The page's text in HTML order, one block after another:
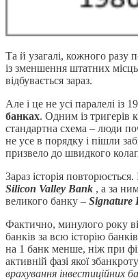
Та й узагалі, кожного разу
із зменшення штатних
відбувається зараз.
Але і це не усі паралелі із
банках. Одним із тригерів
стандартна схема – люди
не усе в порядку і пішли
призвело до швидкого
Зараз історія
Silicon Valley Bank , а за
великого банку – Signature
Фактично, минулого року
банків за всю історію
на 1 банк менше, ніж при
активній фазі якої
врахування інвестиційних